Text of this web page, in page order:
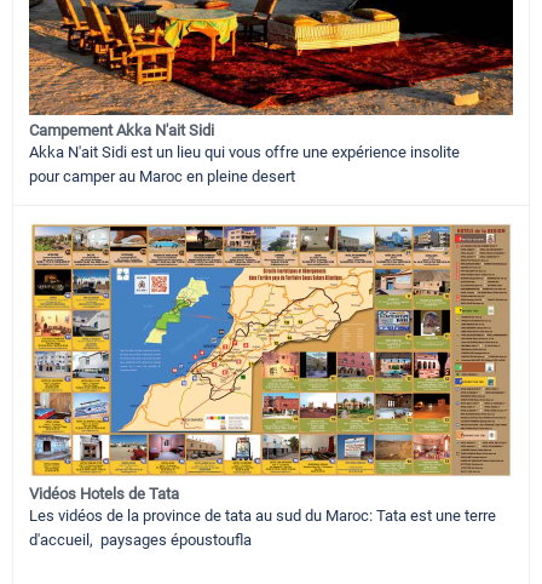
Campement Akka N'ait Sidi
Akka N'ait Sidi est un lieu qui vous offre une expérience insolite
pour camper au Maroc en pleine desert
Vidéos Hotels de Tata
Les vidéos de la province de tata au sud du Maroc: Tata est une terre
d'accueil, paysages époustoufla